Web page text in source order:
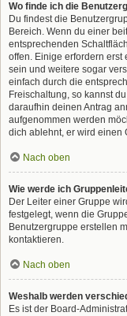
Wo finde ich die
Du findest die
Bereich. Wenn du einer
entsprechenden
offen. Einige erfordern
sein und weitere sogar
einfach durch die
Freischaltung, so kannst
daraufhin deinen Antrag
aufgenommen werden
dich ablehnt, er wird einen
Nach oben
Wie werde ich
Der Leiter einer Gruppe
festgelegt, wenn die
Benutzergruppe erstellen
kontaktieren.
Nach oben
Weshalb werden
Es ist der Board-